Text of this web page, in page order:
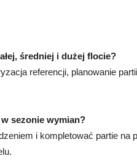
średniej i dużej flocie?
referencji, planowanie
sezonie wymian?
i kompletować partie na